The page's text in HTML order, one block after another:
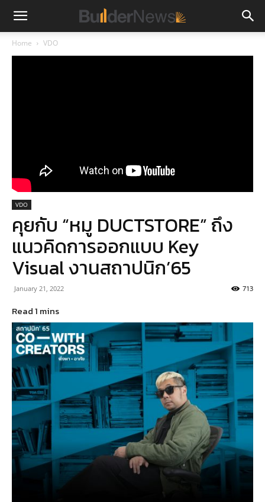
Home VDO
VDO
คุยกับ “หมู DUCTSTORE” ถึง
แนวคิดการออกแบบ Key
Visual งานสถาปนิก’65
January 21, 2022 713